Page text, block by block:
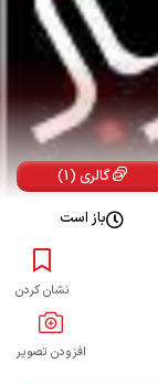
گالری (1)
باز است
نشان کردن
افزودن تصویر